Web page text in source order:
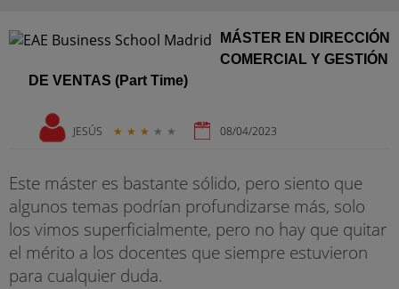
MÁSTER EN DIRECCIÓN
COMERCIAL Y GESTIÓN
DE VENTAS (Part Time)
JESÚS ★ ★ ★ ★ ★ 08/04/2023
Este máster es bastante sólido, pero siento que
algunos temas podrían profundizarse más, solo
los vimos superficialmente, pero no hay que quitar
el mérito a los docentes que siempre estuvieron
para cualquier duda.